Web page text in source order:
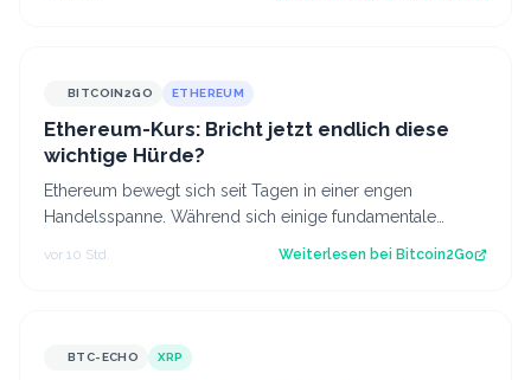
BITCOIN2GO ETHEREUM
Ethereum-Kurs: Bricht jetzt endlich diese
wichtige Hürde?
Ethereum bewegt sich seit Tagen in einer engen
Handelsspanne. Während sich einige fundamentale
vor 10 Std. Weiterlesen bei Bitcoin2Go
BTC-ECHO XRP